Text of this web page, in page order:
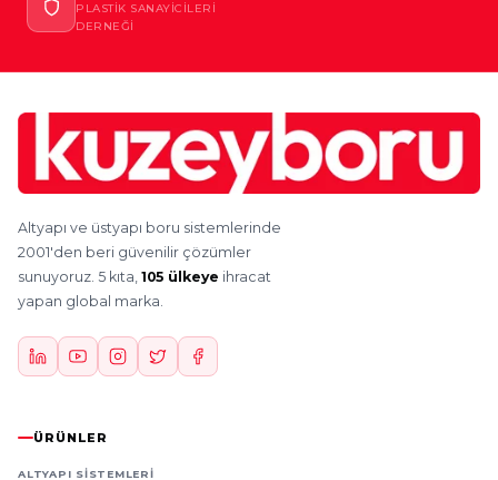
PLASTIK SANAYICILERI
DERNEĞI
Altyapı ve üstyapı boru sistemlerinde
2001'den beri güvenilir çözümler
sunuyoruz. 5 kıta, 105 ülkeye ihracat
yapan global marka.
ÜRÜNLER
ALTYAPI SISTEMLERI